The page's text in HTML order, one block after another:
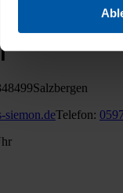
48499Salz­ber­gen
siemon.deTele­fon: